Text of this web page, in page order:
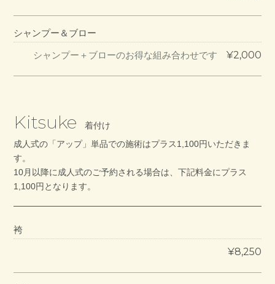
シャンプー＆ブロー
シャンプー＋ブローのお得な組み合わせです ¥2,000
Kitsuke
着付け
成人式の「アップ」単品での施術はプラス1,100円いただきま
す。
10月以降に成人式のご予約される場合は、下記料金にプラス
1,100円となります。
袴
¥8,250